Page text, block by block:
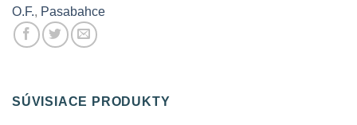
O.F., Pasabahce
SÚVISIACE PRODUKTY